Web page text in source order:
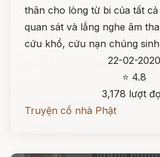
thân cho lòng từ bi của tất
quan sát và lắng nghe âm
cứu khổ, cứu nạn chúng
22-02-2020
⭐ 4.8
3,178 lượt
Truyện cổ nhà Phật